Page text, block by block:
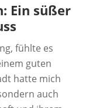
Ein süßer
fühlte es
guten
hatte mich
auch